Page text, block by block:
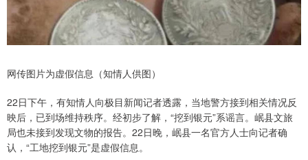
网传图片为虚假信息（知情人供图）
22日下午，有知情人向极目新闻记者透露，当地警方接到相关情况反
映后，已到场维持秩序。经初步了解，“挖到银元”系谣言。岷县文旅
局也未接到发现文物的报告。22日晚，岷县一名官方人士向记者确
认，“工地挖到银元”是虚假信息。